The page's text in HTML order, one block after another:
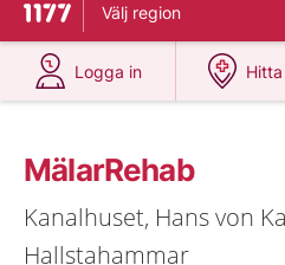
Till startsidan för 1177
Välj region
Logga in
på 1177.se
på
MälarRehab
Kanalhuset, Hans von
Hallstahammar